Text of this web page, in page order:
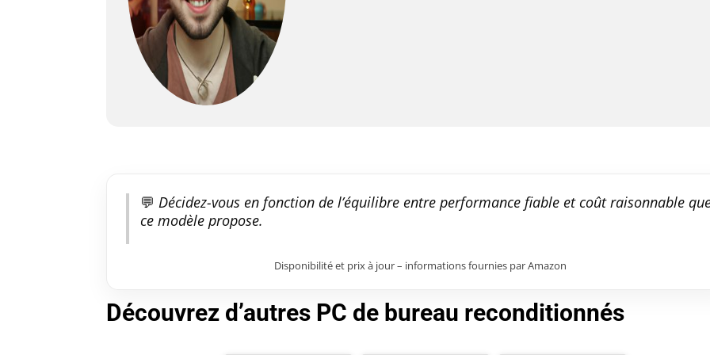
💬 Décidez-vous en fonction de l’équilibre entre performance fiable et coût raisonnable
ce modèle propose.
Disponibilité et prix à jour – informations fournies par Amazon
Découvrez d’autres PC de bureau reconditionnés